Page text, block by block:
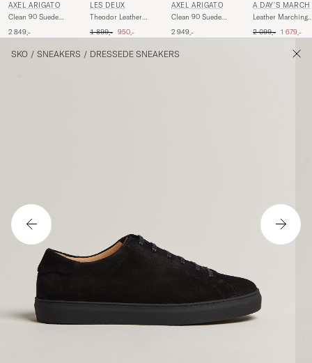
AXEL ARIGATO
Clean 90 Suede
2 849,-
LES DEUX
Theodor Leather
Cream Beige
Ordinær pris
1 899,- Nedsatt pris
950,-
AXEL ARIGATO
Clean 90 Suede
2 949,-
A DAY'S MARCH
Leather Marching
Ordinær pris
2 099,- Nedsatt
1 679,-
SKO / SNEAKERS / DRESSEDE SNEAKERS